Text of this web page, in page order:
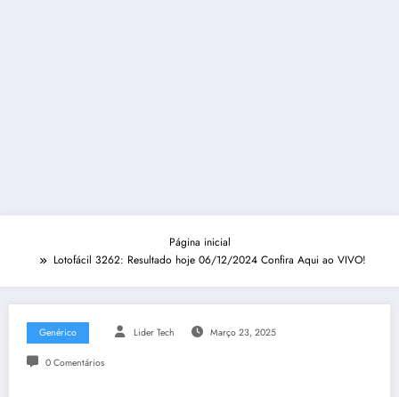
Página inicial
Lotofácil 3262: Resultado hoje 06/12/2024 Confira Aqui ao VIVO!
Genérico Lider Tech Março 23, 2025
0 Comentários